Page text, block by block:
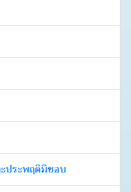
ประพฤติมิชอบ